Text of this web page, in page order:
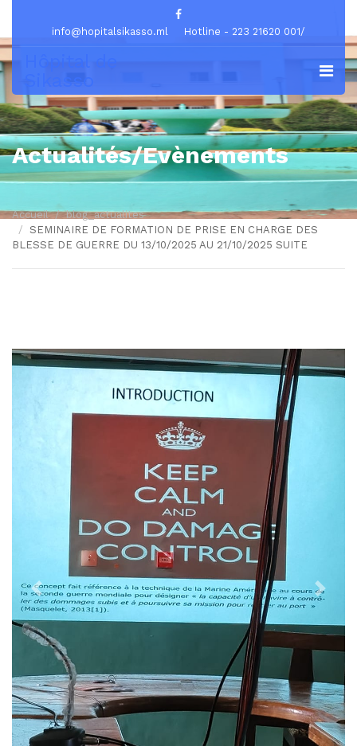
info@hopitalsikasso.ml Hotline - 223 21620 001/
Actualités/Evènements
Accueil
blog_actualites
SEMINAIRE DE FORMATION DE PRISE EN CHARGE DES
BLESSE DE GUERRE DU 13/10/2025 AU 21/10/2025 SUITE
Previous Next